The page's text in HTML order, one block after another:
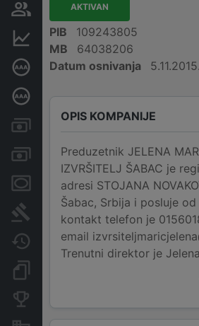
Vlasnička struktura
Finansijski podaci
Sertifikat bonitetne izvrsnosti
Dubinska bonitetna ocena
Računi i blokade
Menice i zaloge
Sudski sporovi
Javne nabavke
AKTIVAN
PIB
109243805
MB
64038206
Datum osnivanja
5.11.2015.
OPIS KOMPANIJE
Preduzetnik JELENA
IZVRŠITELJ ŠABAC je
adresi STOJANA
Šabac, Srbija i posluje od
kontakt telefon je
email
Trenutni direktor je